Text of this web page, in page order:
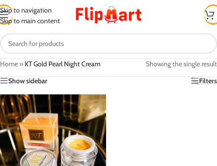
Skip to navigation
Skip to main content
Home » KT Gold Pearl Night Cream
Showing the single result
Show sidebar
Filters